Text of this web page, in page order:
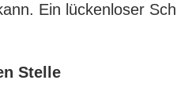
Ein lückenloser
Stelle